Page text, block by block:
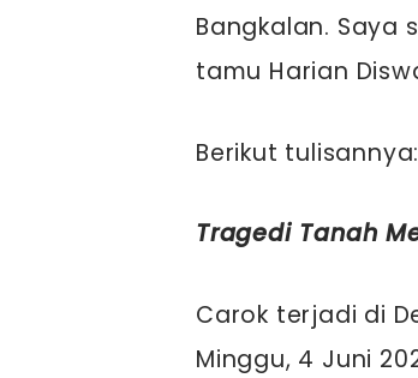
Bangkalan. Saya
tamu Harian
Berikut tulisannya:
Tragedi Tanah
Carok terjadi di
Minggu, 4 Juni